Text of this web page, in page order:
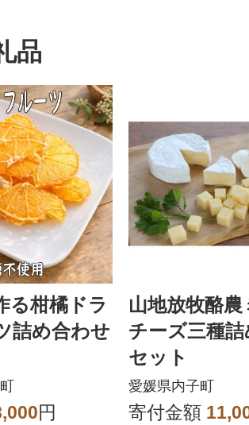
品
る柑橘ドラ
詰め合わせ
円
山地放牧酪
チーズ三種
セット
愛媛県内子町
寄付金額